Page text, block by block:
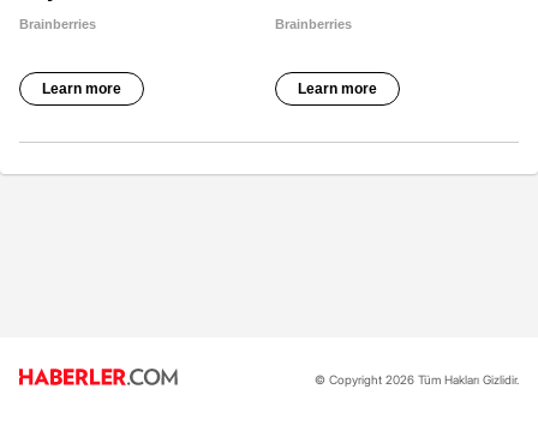
© Copyright 2026 Tüm Hakları Gizlidir.